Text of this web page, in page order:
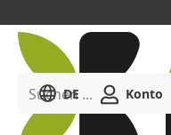
Menü
Suchen ...
DE Konto